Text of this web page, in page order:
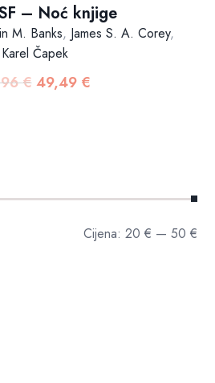
– Noć knjige
M. Banks, James S. A. Corey,
Karel Čapek
€ Izvorna
49,49 €Trenutna
Cijena: 20 € — 50 €